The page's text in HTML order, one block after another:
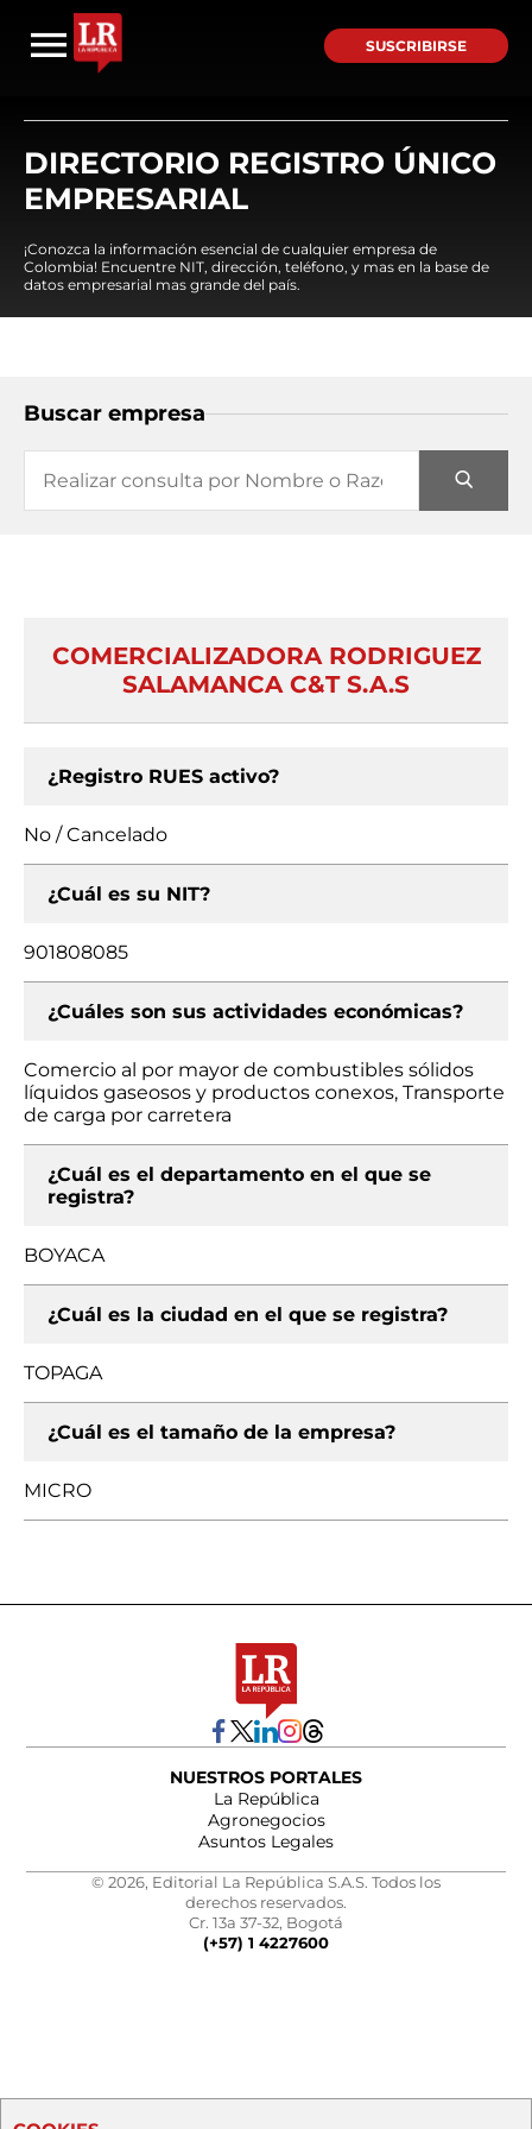
SUSCRIBIRSE
DIRECTORIO REGISTRO ÚNICO
EMPRESARIAL
¡Conozca la información esencial de cualquier empresa de
Colombia! Encuentre NIT, dirección, teléfono, y mas en la base de
datos empresarial mas grande del país.
Buscar empresa
COMERCIALIZADORA RODRIGUEZ
SALAMANCA C&T S.A.S
¿Registro RUES activo?
No / Cancelado
¿Cuál es su NIT?
901808085
¿Cuáles son sus actividades económicas?
Comercio al por mayor de combustibles sólidos
líquidos gaseosos y productos conexos, Transporte
de carga por carretera
¿Cuál es el departamento en el que se
registra?
BOYACA
¿Cuál es la ciudad en el que se registra?
TOPAGA
¿Cuál es el tamaño de la empresa?
MICRO
NUESTROS PORTALES
La República
Agronegocios
Asuntos Legales
© 2026, Editorial La República S.A.S. Todos los
derechos reservados.
Cr. 13a 37-32, Bogotá
(+57) 1 4227600